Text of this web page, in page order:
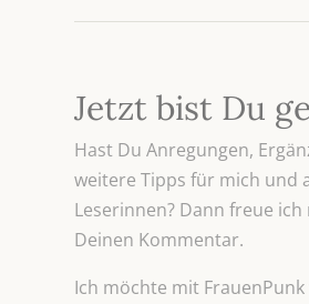
Jetzt bist Du
Hast Du Anregungen,
weitere Tipps für mich und
Leserinnen? Dann freue
Deinen Kommentar.
Ich möchte mit FrauenPunk